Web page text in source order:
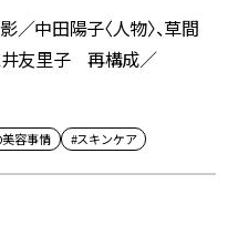
中田陽子〈人物〉、草間
井友里子 再構成／
容事情 #スキンケア